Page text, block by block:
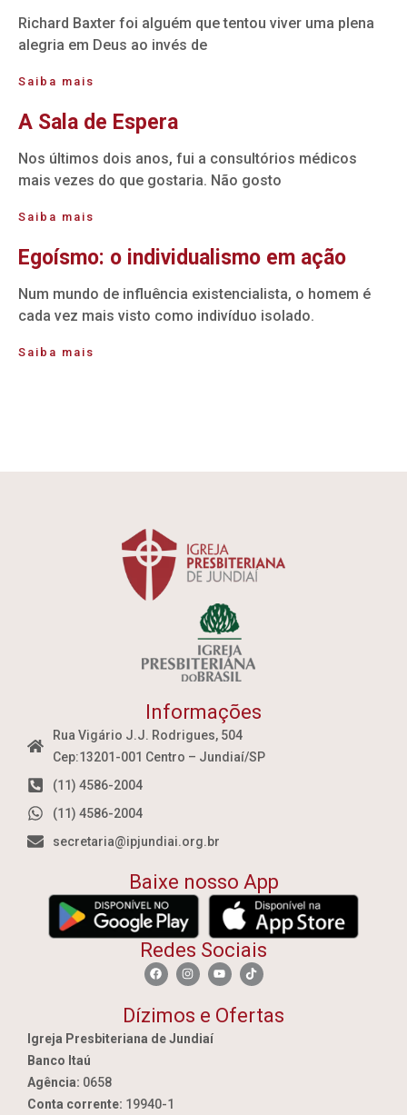
Richard Baxter foi alguém que tentou viver uma plena
alegria em Deus ao invés de
Saiba mais
A Sala de Espera
Nos últimos dois anos, fui a consultórios médicos
mais vezes do que gostaria. Não gosto
Saiba mais
Egoísmo: o individualismo em ação
Num mundo de influência existencialista, o homem é
cada vez mais visto como indivíduo isolado.
Saiba mais
Informações
Rua Vigário J.J. Rodrigues, 504
Cep:13201-001 Centro – Jundiaí/SP
(11) 4586-2004
(11) 4586-2004
secretaria@ipjundiai.org.br
Baixe nosso App
Redes Sociais
Dízimos e Ofertas
Igreja Presbiteriana de Jundiaí
Banco Itaú
Agência: 0658
Conta corrente: 19940-1